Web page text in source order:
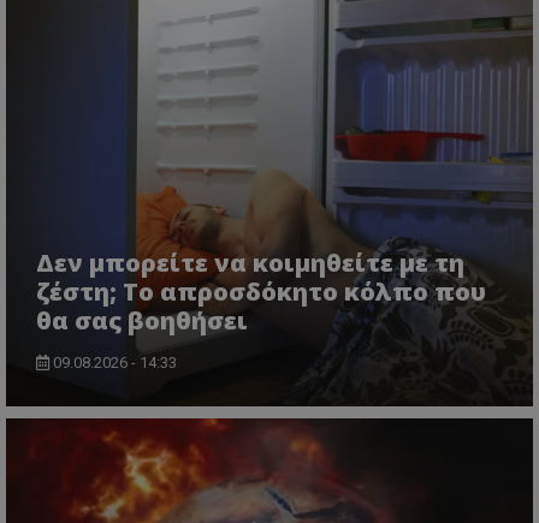
Δεν μπορείτε να κοιμηθείτε με τη
ζέστη; Το απροσδόκητο κόλπο που
θα σας βοηθήσει
09.08.2026 - 14:33